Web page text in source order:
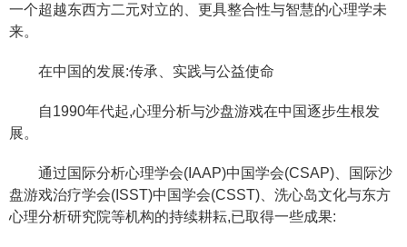
一个超越东西方二元对立的、更具整合性与智慧的心理学未
来。
在中国的发展:传承、实践与公益使命
自1990年代起,心理分析与沙盘游戏在中国逐步生根发
展。
通过国际分析心理学会(IAAP)中国学会(CSAP)、国际沙
盘游戏治疗学会(ISST)中国学会(CSST)、洗心岛文化与东方
心理分析研究院等机构的持续耕耘,已取得一些成果: